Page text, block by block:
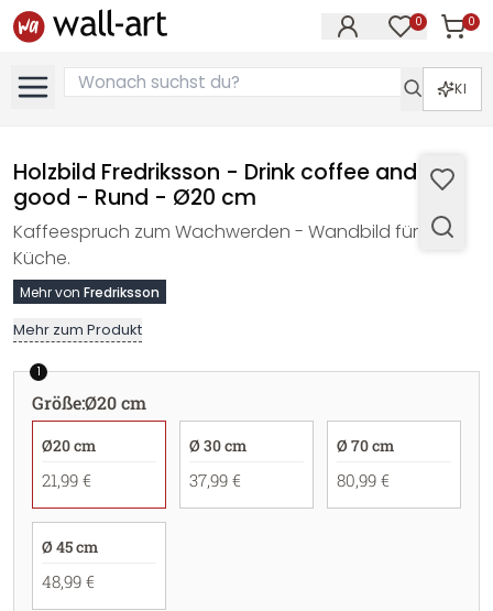
0 0
KI
Holzbild Fredriksson - Drink coffee and do
good - Rund - Ø20 cm
Kaffeespruch zum Wachwerden - Wandbild für die
Küche.
Mehr von Fredriksson
Mehr zum Produkt
1
Größe:Ø20 cm
Ø20 cm
21,99 €
Ø 30 cm
37,99 €
Ø 70 cm
80,99 €
Ø 45 cm
48,99 €